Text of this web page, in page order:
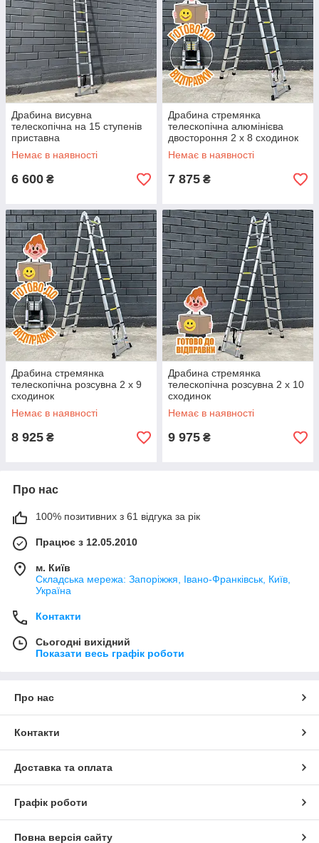
Драбина висувна
телескопічна на 15 ступенів
приставна
Немає в наявності
6 600 ₴
Драбина стремянка
телескопічна алюмінієва
двостороння 2 х 8 сходинок
Немає в наявності
7 875 ₴
Драбина стремянка
телескопічна розсувна 2 х 9
сходинок
Немає в наявності
8 925 ₴
Драбина стремянка
телескопічна розсувна 2 х 10
сходинок
Немає в наявності
9 975 ₴
Про нас
100% позитивних з 61 відгука за рік
Працює з 12.05.2010
м. Київ
Складська мережа: Запоріжжя, Івано-Франківськ, Київ,
Україна
Контакти
Сьогодні вихідний
Показати весь графік роботи
Про нас
Контакти
Доставка та оплата
Графік роботи
Повна версія сайту